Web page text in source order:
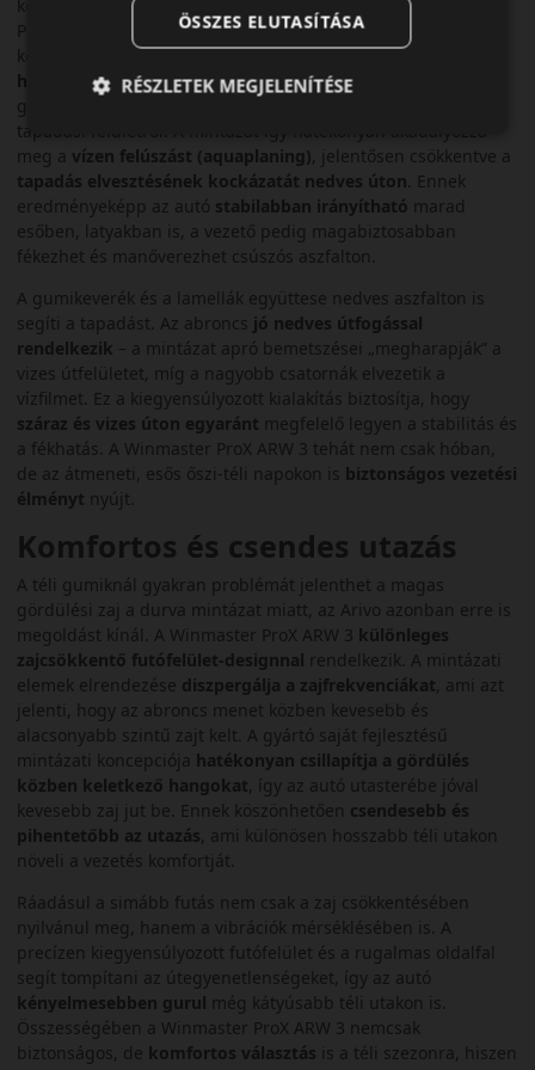
komoly kihívást jelent a gumik számára. Az Arivo Winmaster
ProX ARW 3 azonbankiváló nedves úti biztonságot nyújt
köszönhetően a futófelület okos tervezésének.Széles
hosszanti és V-alakban rendezett keresztbarázdák
gondoskodik arról, hogy a víz és latyak gyorsan kiszoruljon a
tapadási felületről. A mintázat így hatékonyan akadályozza
meg a vízen felúszást (aquaplaning) , jelentősen csökkentve a
tapadás elvesztésének kockázatát nedves úton . Ennek
eredményeképp az autó stabilabban irányítható marad
esőben, latyakban is, a vezető pedig magabiztosabban
fékezhet és manőverezhet csúszós aszfalton.
A gumikeverék és a lamellák együttese nedves aszfalton is
segíti a tapadást. Az abroncs jó nedves útfogással
rendelkezik – a mintázat apró bemetszései „megharapják” a
vizes útfelületet, míg a nagyobb csatornák elvezetik a
vízfilmet. Ez a kiegyensúlyozott kialakítás biztosítja, hogy
száraz és vizes úton egyaránt megfelelő legyen a stabilitás és
a fékhatás. A Winmaster ProX ARW 3 tehát nem csak hóban,
de az átmeneti, esős őszi-téli napokon is biztonságos vezetési
élményt nyújt.
Komfortos és csendes utazás
A téli gumiknál gyakran problémát jelenthet a magas
gördülési zaj a durva mintázat miatt, az Arivo azonban erre is
megoldást kínál. A Winmaster ProX ARW 3 különleges
zajcsökkentő futófelület-designnal rendelkezik. A mintázati
elemek elrendezése diszpergálja a zajfrekvenciákat , ami azt
jelenti, hogy az abroncs menet közben kevesebb és
alacsonyabb szintű zajt kelt. A gyártó saját fejlesztésű
mintázati koncepciója hatékonyan csillapítja a gördülés
közben keletkező hangokat , így az autó utasterébe jóval
kevesebb zaj jut be. Ennek köszönhetően csendesebb és
pihentetőbb az utazás , ami különösen hosszabb téli utakon
növeli a vezetés komfortját.
Ráadásul a simább futás nem csak a zaj csökkentésében
nyilvánul meg, hanem a vibrációk mérséklésében is. A
precízen kiegyensúlyozott futófelület és a rugalmas oldalfal
segít tompítani az útegyenetlenségeket, így az autó
kényelmesebben gurul még kátyúsabb téli utakon is.
Összességében a Winmaster ProX ARW 3 nemcsak
biztonságos, de komfortos választás is a téli szezonra, hiszen
ÖSSZES ELUTASÍTÁSA
RÉSZLETEK MEGJELENÍTÉSE